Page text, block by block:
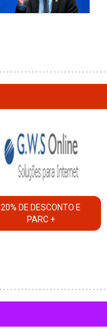
20% DE DESCONTO E
PARC +